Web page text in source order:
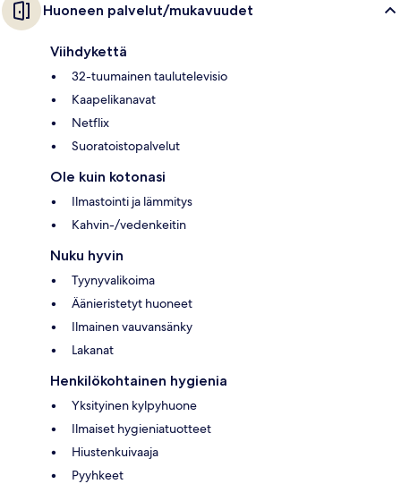
Huoneen palvelut/mukavuudet
Viihdykettä
32-tuumainen taulutelevisio
Kaapelikanavat
Netflix
Suoratoistopalvelut
Ole kuin kotonasi
Ilmastointi ja lämmitys
Kahvin-/vedenkeitin
Nuku hyvin
Tyynyvalikoima
Äänieristetyt huoneet
Ilmainen vauvansänky
Lakanat
Henkilökohtainen hygienia
Yksityinen kylpyhuone
Ilmaiset hygieniatuotteet
Hiustenkuivaaja
Pyyhkeet